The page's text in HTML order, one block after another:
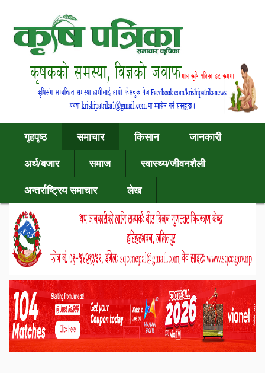
गृहपृष्ठ समाचार किसान
जानकारी
अर्थ/बजार
समाज
स्वास्थ्य/जीवनशैली
अन्तर्राष्ट्रिय समाचार
लेख